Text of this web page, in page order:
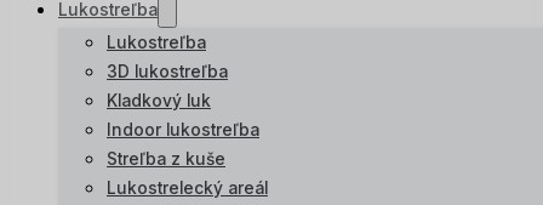
Lukostreľba
Lukostreľba
3D lukostreľba
Kladkový luk
Indoor lukostreľba
Streľba z kuše
Lukostrelecký areál